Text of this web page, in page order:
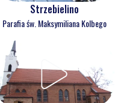
Strzebielino
Parafia św. Maksymiliana Kolbego